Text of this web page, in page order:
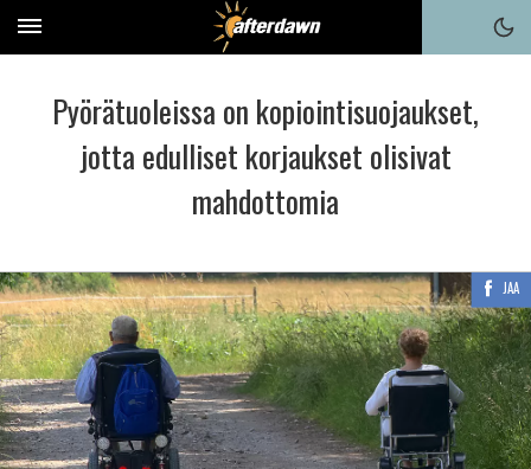
Pyörätuoleissa on kopiointisuojaukset,
jotta edulliset korjaukset olisivat
mahdottomia
JAA